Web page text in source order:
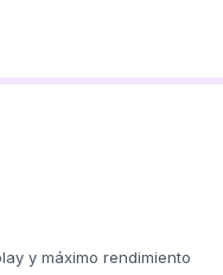
y máximo rendimiento